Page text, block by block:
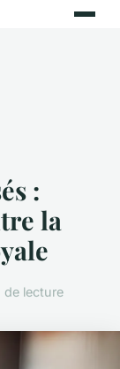
:
la
de lecture